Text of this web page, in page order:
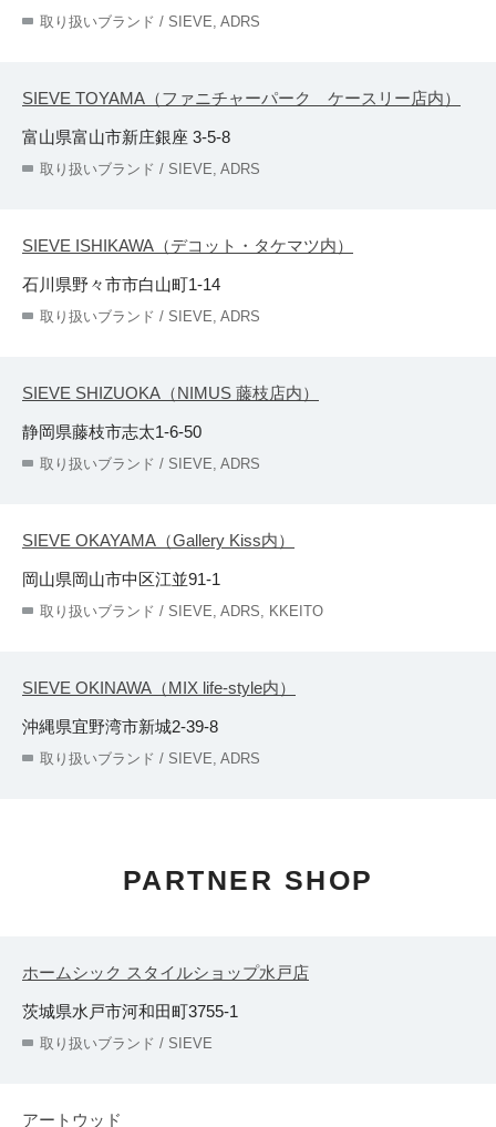
取り扱いブランド / SIEVE, ADRS
SIEVE TOYAMA（ファニチャーパーク ケースリー店内）
富山県富山市新庄銀座 3-5-8
取り扱いブランド / SIEVE, ADRS
SIEVE ISHIKAWA（デコット・タケマツ内）
石川県野々市市白山町1-14
取り扱いブランド / SIEVE, ADRS
SIEVE SHIZUOKA（NIMUS 藤枝店内）
静岡県藤枝市志太1-6-50
取り扱いブランド / SIEVE, ADRS
SIEVE OKAYAMA（Gallery Kiss内）
岡山県岡山市中区江並91-1
取り扱いブランド / SIEVE, ADRS, KKEITO
SIEVE OKINAWA（MIX life-style内）
沖縄県宜野湾市新城2-39-8
取り扱いブランド / SIEVE, ADRS
PARTNER SHOP
ホームシック スタイルショップ水戸店
茨城県水戸市河和田町3755-1
取り扱いブランド / SIEVE
アートウッド